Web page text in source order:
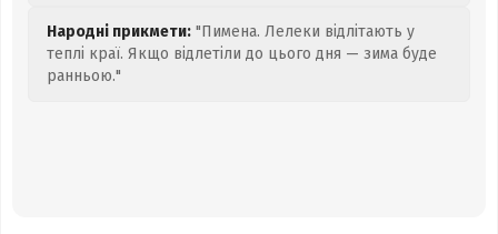
Народні прикмети: "Пимена. Лелеки відлітають у
теплі краї. Якщо відлетіли до цього дня — зима буде
ранньою."